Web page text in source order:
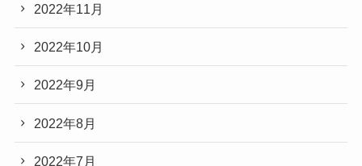
2022年11月
2022年10月
2022年9月
2022年8月
2022年7月